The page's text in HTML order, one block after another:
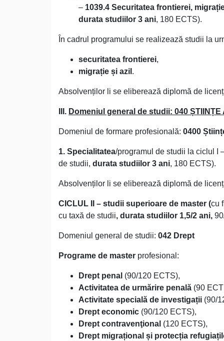
– 1039.4 Securitatea frontierei,
durata studiilor 3 ani, 180 ECTS).
În cadrul programului se realizează studii la
securitatea frontierei,
migrație și azil .
Absolvenților li se eliberează diplomă de
III. Domeniul general de studii: 040 ȘTIINȚE
Domeniul de formare profesională: 0400
1. Specialitatea/programul de studii la ciclul I
de studii, durata studiilor 3 ani, 180 ECTS).
Absolvenților li se eliberează diplomă de
CICLUL II – studii superioare de master (cu
cu taxă de studii, durata studiilor 1,5/2 ani,
Domeniul general de studii: 042 Drept
Programe de master profesional:
Drept penal (90/120 ECTS),
Activitatea de urmărire penală (90
Activitate specială de investigații (90/
Drept economic (90/120 ECTS),
Drept contravenţional (120 ECTS),
Drept migrațional și protecția